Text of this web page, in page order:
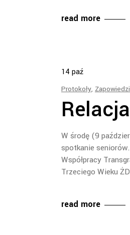
read more
14 paź
Protokoły,
W środę (9
spotkanie
Współpracy
Trzeciego Wieku
read more